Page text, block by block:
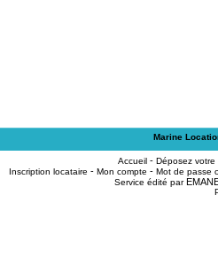
Marine
Accueil - Déposez
Inscription locataire - Mon compte - Mot de passe
Service édité par